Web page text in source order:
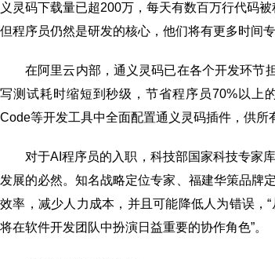
义灵码下载量已超200万，每天有数百万行代码
但程序员仍然是研发的核心，他们将有更多时间
在阿里云内部，通义灵码已在各个开发环节
写测试耗时缩短到秒级，节省程序员70%以上
Code等开发工具中全面配置通义灵码插件，供所
对于AI程序员的入职，科技部国家科技专家
发展的必然。知名战略定位专家、福建华策品牌
效率，减少人力成本，并且可能降低人为错误，
将在软件开发团队中扮演日益重要的协作角色”。